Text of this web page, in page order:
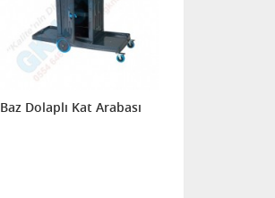
Baz Dolaplı Kat Arabası